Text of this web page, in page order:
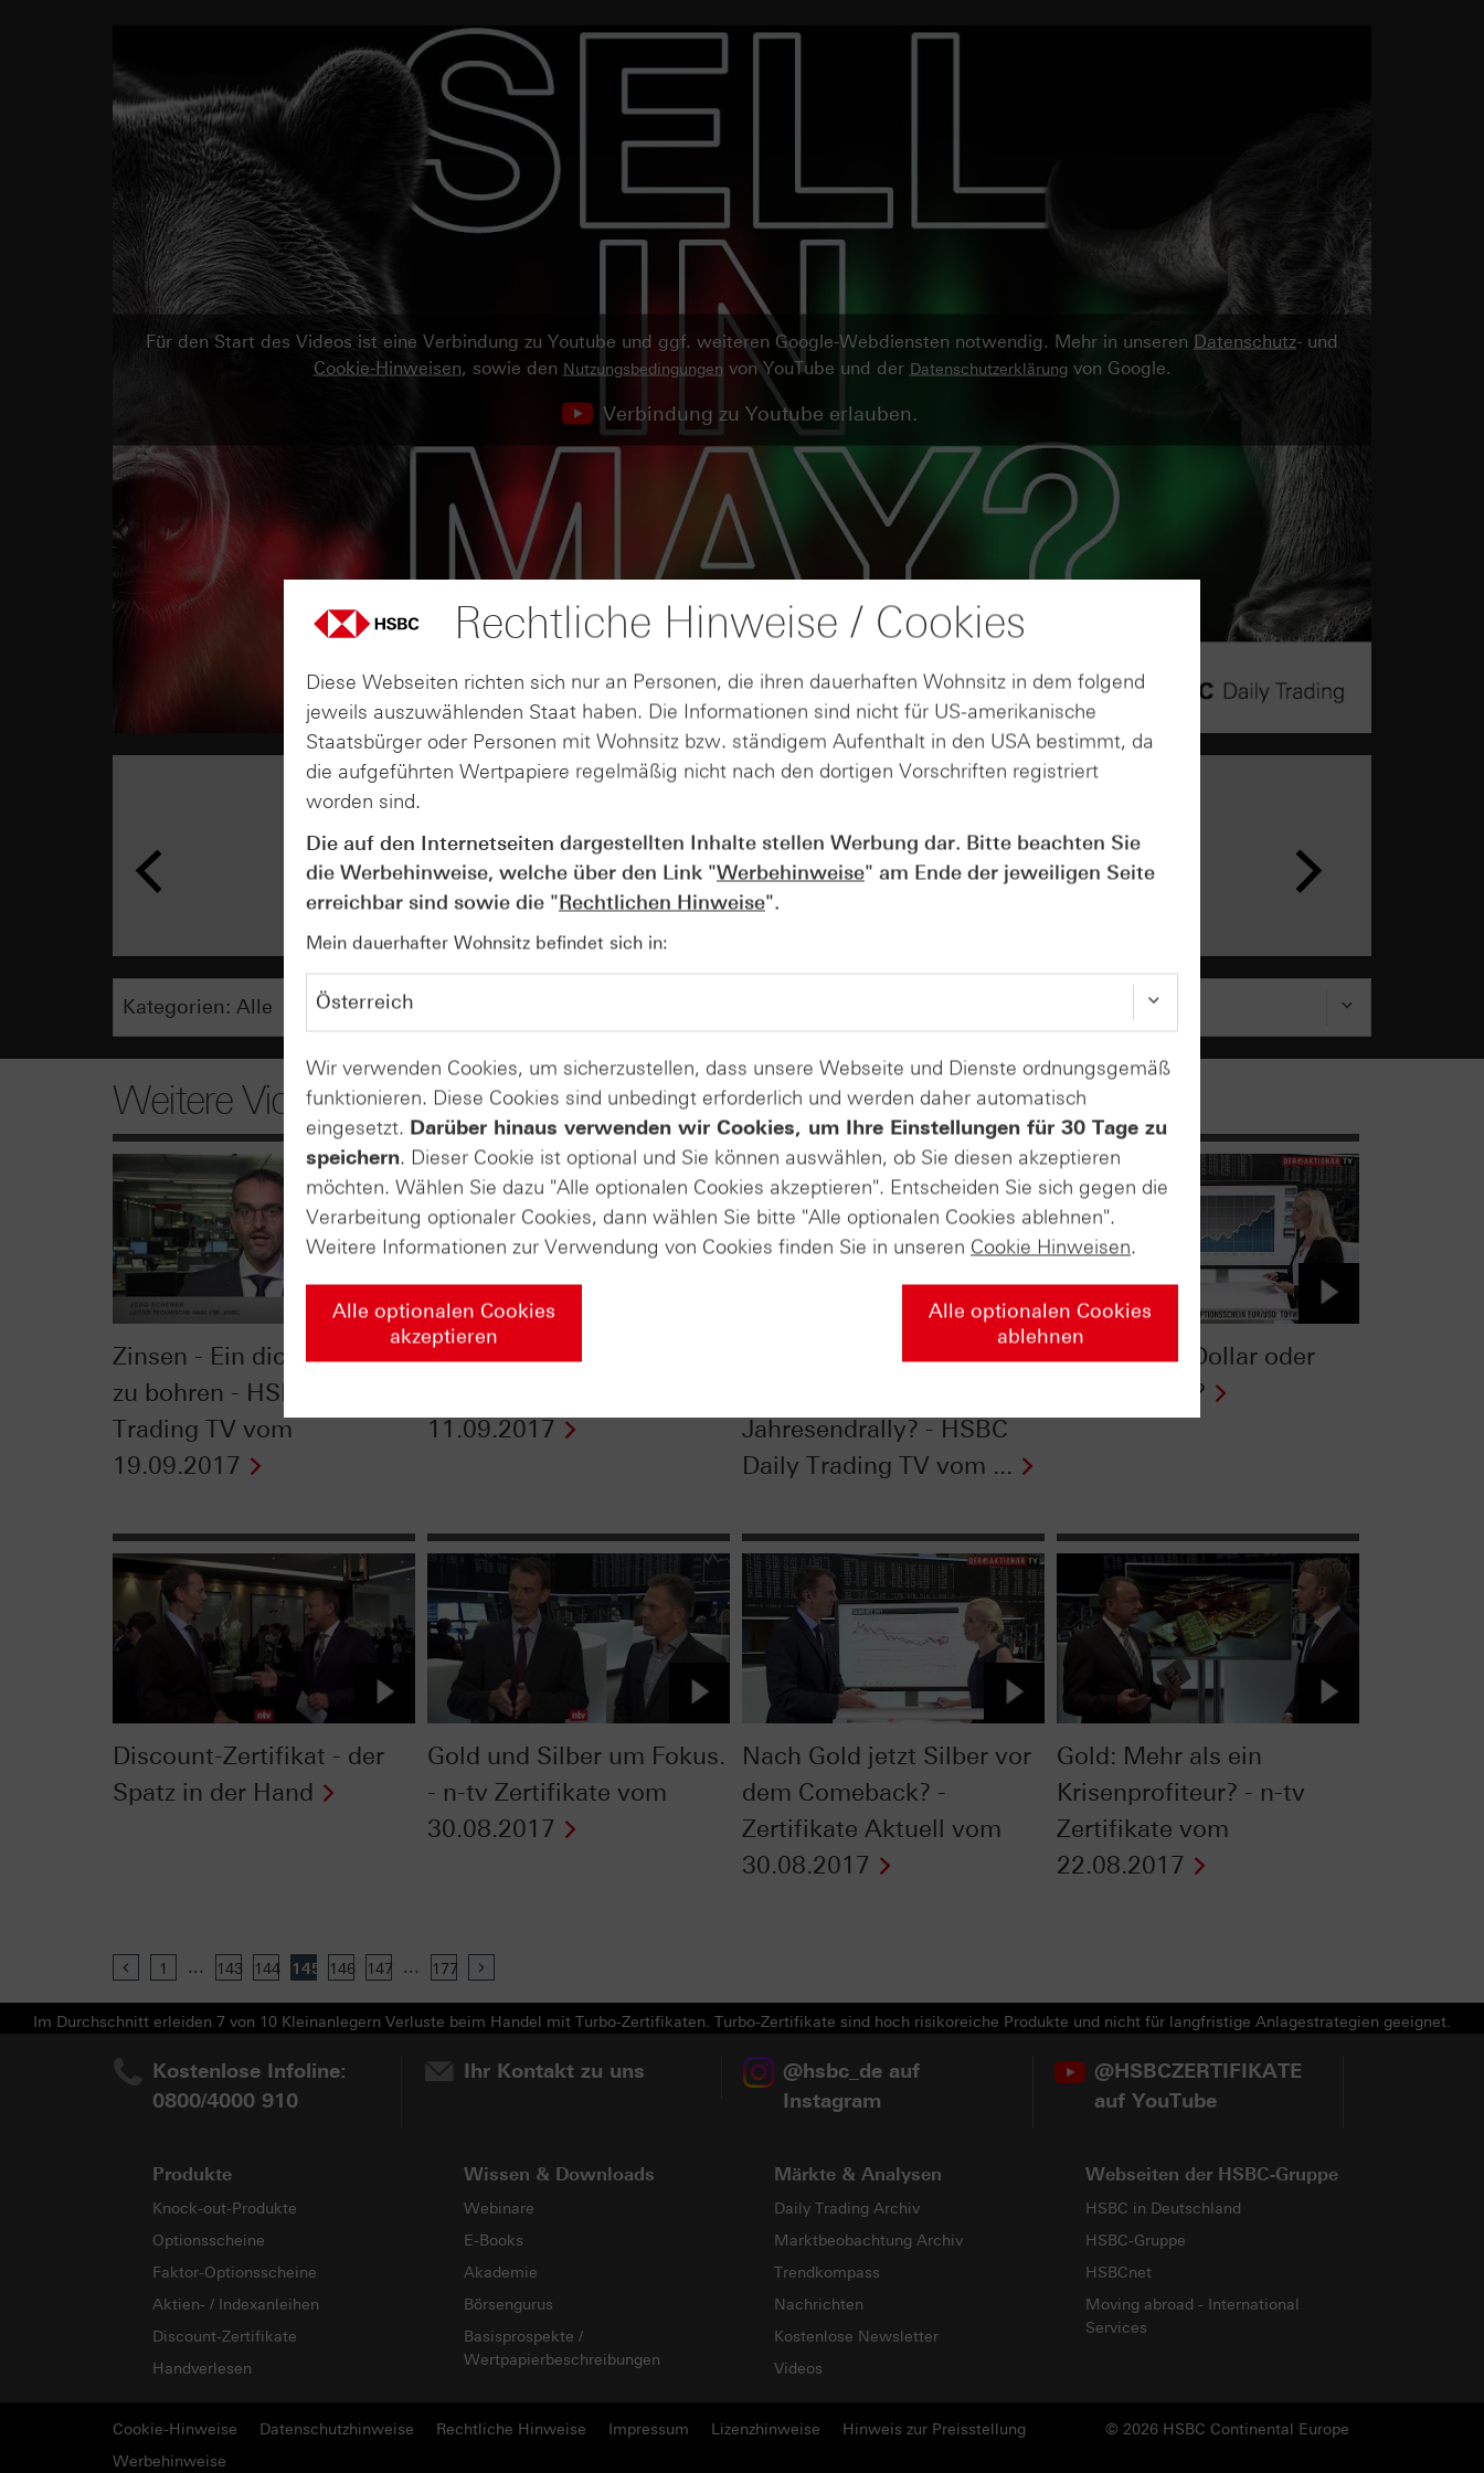
Für den Start des Videos ist eine Verbindung zu Youtube und ggf. weiteren Google-Webdiensten notwendig. Mehr in unseren Datenschutz- und
Cookie-Hinweisen, sowie den Nutzungsbedingungen von YouTube und der Datenschutzerklärungvon Google.
Verbindung zu Youtube erlauben.
07
Wie lange bleibt der DAX® in
Rekordlaune? - ntv Zertifikate
07.08.26
Weitere Videos
Zinsen - Ein dickes Brett
zu bohren - HSBC Daily
Trading TV vom
19.09.2017
W‎ie weit steigt der Euro? -
11.09.2017
Flagge + kleine
Jahresendrally? - HSBC
Daily Trading TV vom ...
‎Schwacher Dollar oder
starker Euro?
Discount-Zertifikat - der
Spatz in der Hand
Gold und Silber um Fokus.
- n-tv Zertifikate vom
30.08.2017
Nach Gold jetzt Silber vor
dem Comeback? -
Zertifikate Aktuell vom
30.08.2017
Gold: Mehr als ein
Krisenprofiteur? - n-tv
Zertifikate vom
22.08.2017
Previous
1 ... 143 144 145 146 147 ... 177
Im Durchschnitt erleiden 7 von 10 Kleinanlegern Verluste beim Handel mit Turbo-Zertifikaten. Turbo-Zertifikate sind hoch risikoreiche Produkte und nicht für langfristige Anlagestrategien geeignet.
Kostenlose Infoline:
0800/4000 910
Ihr Kontakt zu uns
@hsbc_de auf
Instagram
@HSBCZERTIFIKATE
auf YouTube
Produkte
Knock-out-Produkte
Optionsscheine
Faktor-Optionsscheine
Aktien- / Indexanleihen
Discount-Zertifikate
Handverlesen
Wissen & Downloads
Webinare
E-Books
Akademie
Börsengurus
Basisprospekte /
Wertpapierbeschreibungen
Märkte & Analysen
Daily Trading Archiv
Marktbeobachtung Archiv
Trendkompass
Nachrichten
Kostenlose Newsletter
Videos
Webseiten der HSBC-Gruppe
HSBC in Deutschland
HSBC-Gruppe
HSBCnet
Moving abroad - International
Services
Cookie-Hinweise Datenschutzhinweise Rechtliche Hinweise Impressum Lizenzhinweise © 2026 HSBC Continental Europe
Hinweis zur Preisstellung
Werbehinweise
Rechtliche Hinweise / Cookies
Diese Webseiten richten sich nur an Personen, die ihren dauerhaften Wohnsitz in dem folgend
jeweils auszuwählenden Staat haben. Die Informationen sind nicht für US-amerikanische
Staatsbürger oder Personen mit Wohnsitz bzw. ständigem Aufenthalt in den USA bestimmt, da
die aufgeführten Wertpapiere regelmäßig nicht nach den dortigen Vorschriften registriert
worden sind.
Die auf den Internetseiten dargestellten Inhalte stellen Werbung dar. Bitte beachten Sie
die Werbehinweise, welche über den Link "Werbehinweise" am Ende der jeweiligen Seite
erreichbar sind sowie die "Rechtlichen Hinweise".
Mein dauerhafter Wohnsitz befindet sich in:
Wir verwenden Cookies, um sicherzustellen, dass unsere Webseite und Dienste ordnungsgemäß
funktionieren. Diese Cookies sind unbedingt erforderlich und werden daher automatisch
eingesetzt. Darüber hinaus verwenden wir Cookies, um Ihre Einstellungen für 30 Tage zu
speichern. Dieser Cookie ist optional und Sie können auswählen, ob Sie diesen akzeptieren
möchten. Wählen Sie dazu "Alle optionalen Cookies akzeptieren". Entscheiden Sie sich gegen die
Verarbeitung optionaler Cookies, dann wählen Sie bitte "Alle optionalen Cookies ablehnen".
Weitere Informationen zur Verwendung von Cookies finden Sie in unseren Cookie Hinweisen.
Alle optionalen Cookies
akzeptieren
Alle optionalen Cookies
ablehnen